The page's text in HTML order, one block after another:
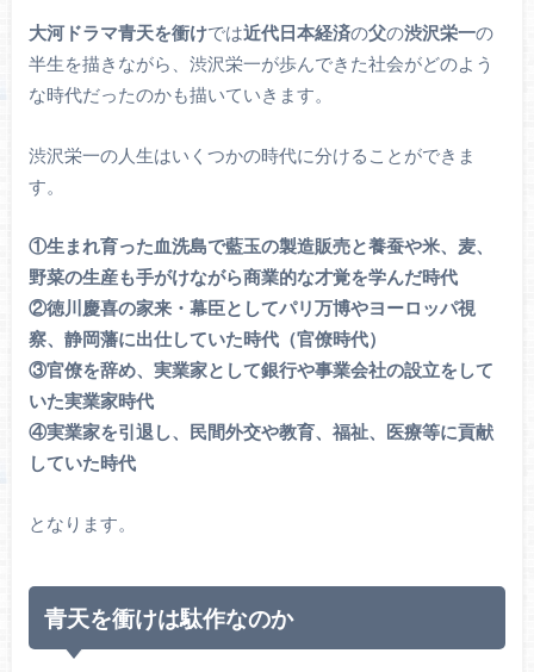
大河ドラマ青天を衝けでは近代日本経済の父の渋沢栄一の
半生を描きながら、渋沢栄一が歩んできた社会がどのよう
な時代だったのかも描いていきます。
渋沢栄一の人生はいくつかの時代に分けることができま
す。
①生まれ育った血洗島で藍玉の製造販売と養蚕や米、麦、
野菜の生産も手がけながら商業的な才覚を学んだ時代
②徳川慶喜の家来・幕臣としてパリ万博やヨーロッパ視
察、静岡藩に出仕していた時代（官僚時代）
③官僚を辞め、実業家として銀行や事業会社の設立をして
いた実業家時代
④実業家を引退し、民間外交や教育、福祉、医療等に貢献
していた時代
となります。
青天を衝けは駄作なのか